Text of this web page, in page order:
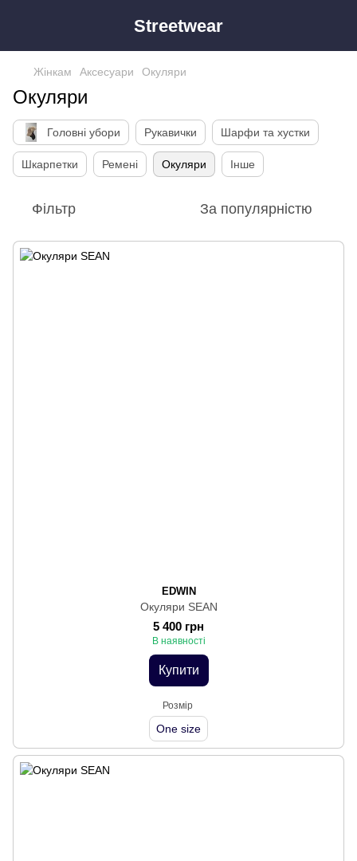
Streetwear
Жінкам Аксесуари Окуляри
Окуляри
Головні убори Рукавички Шарфи та хустки
Шкарпетки Ремені Окуляри Інше
Фільтр За популярністю
EDWIN
Окуляри SEAN
5 400 грн
В наявності
Купити
Розмір
One size